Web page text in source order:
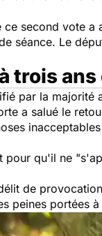
ce second vote
séance. Le
trois ans
par la majorité
a salué le
pour qu'il ne
de
peines portées